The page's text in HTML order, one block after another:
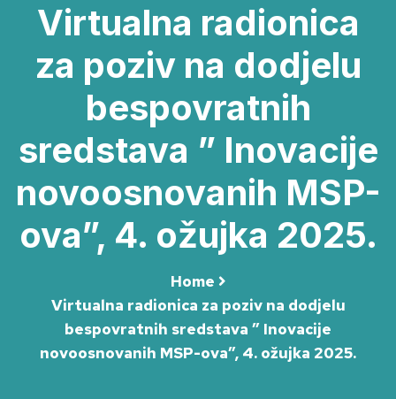
Virtualna radionica
za poziv na dodjelu
bespovratnih
sredstava ” Inovacije
novoosnovanih MSP-
ova”, 4. ožujka 2025.
Home
Virtualna radionica za poziv na dodjelu
bespovratnih sredstava ” Inovacije
novoosnovanih MSP-ova”, 4. ožujka 2025.